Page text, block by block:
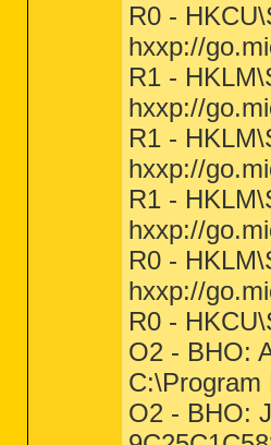
R0 -
hxxp://
R1 -
hxxp://
R1 -
hxxp://
R1 -
hxxp://
R0 -
hxxp://
R0 -
O2 - BHO:
C:\Program
O2 - BHO: